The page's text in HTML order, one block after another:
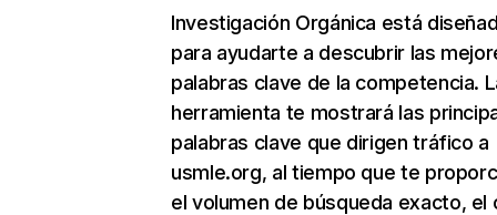
Investigación Orgánica está
para ayudarte a descubrir las
palabras clave de la competencia.
herramienta te mostrará las
palabras clave que dirigen tráfico a
usmle.org, al tiempo que te
el volumen de búsqueda exacto, el